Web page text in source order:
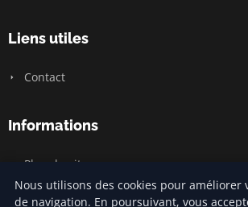
Liens utiles
Contact
Informations
Plan du site
Nous utilisons des cookies pour améliorer
de navigation. En poursuivant, vous